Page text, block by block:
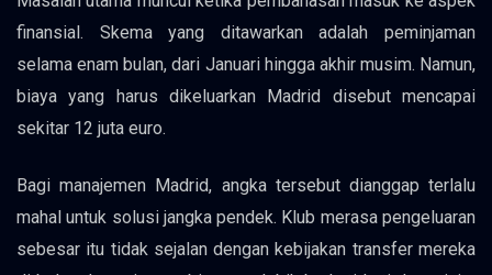
finansial. Skema yang ditawarkan adalah peminjaman
selama enam bulan, dari Januari hingga akhir musim. Namun,
biaya yang harus dikeluarkan Madrid disebut mencapai
sekitar 12 juta euro.
Bagi manajemen Madrid, angka tersebut dianggap terlalu
mahal untuk solusi jangka pendek. Klub merasa pengeluaran
sebesar itu tidak sejalan dengan kebijakan transfer mereka